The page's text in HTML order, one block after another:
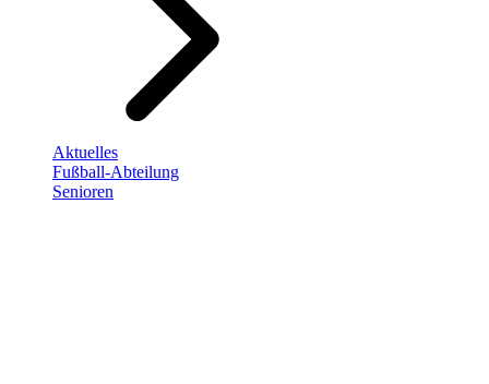
Aktuelles
Fußball-Abteilung
Senioren